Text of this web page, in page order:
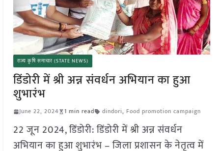
राज्य कृषि समाचार (STATE NEWS)
डिंडोरी में श्री अन्न संवर्धन अभियान का हुआ
शुभारंभ
June 22, 2024 1 min read dindori, Food promotion campaign
22 जून 2024, डिंडोरी: डिंडोरी में श्री अन्न संवर्धन
अभियान का हुआ शुभारंभ – जिला प्रशासन के नेतृत्व में